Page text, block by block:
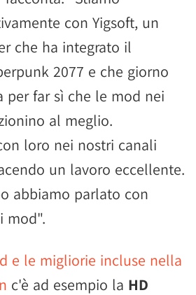
con Yigsoft, un
che ha integrato il
2077 e che giorno
per far sì che le mod nei
al meglio.
loro nei nostri canali
un lavoro eccellente.
abbiamo parlato con
mod".
e le migliorie incluse nella
c'è ad esempio la HD